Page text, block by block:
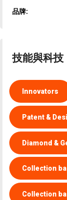
品牌:
技能與科技
Innovators
Patent &
Diamond &
Collection
Collection